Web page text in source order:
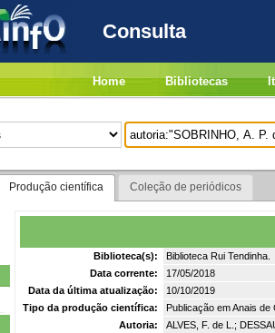
Consulta
Home Bibliotecas
Produção científica Coleção de periódicos
Biblioteca(s):
Biblioteca Rui Tendinha.
Data corrente:
17/05/2018
Data da última atualização:
10/10/2019
Tipo da produção científica:
Publicação em Anais de
Autoria:
ALVES, F. de L.;